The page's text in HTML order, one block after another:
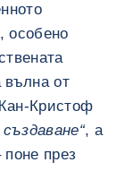
особено
вълна от
Кристоф
, а
поне през